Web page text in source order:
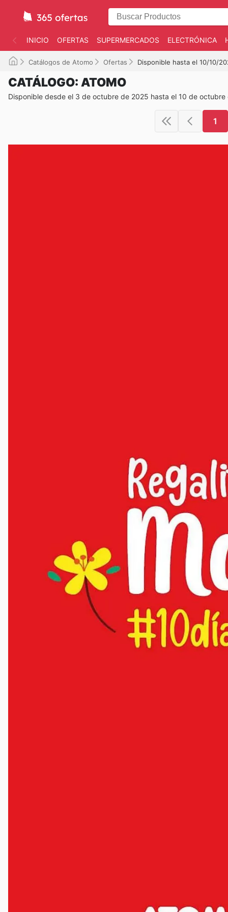
INICIO OFERTAS SUPERMERCADOS ELECTRÓNICA
Catálogos de Atomo Ofertas Disponible hasta el 10/10/
CATÁLOGO: ATOMO
Disponible desde el 3 de octubre de 2025 hasta el 10 de octubre
1